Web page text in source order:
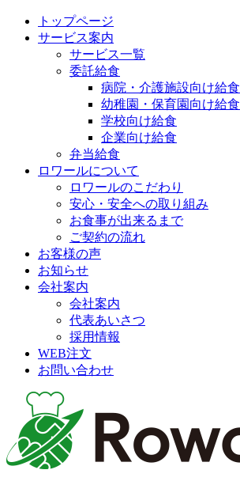
トップページ
サービス案内
サービス一覧
委託給食
病院・介護施設向け給食
幼稚園・保育園向け給食
学校向け給食
企業向け給食
弁当給食
ロワールについて
ロワールのこだわり
安心・安全への取り組み
お食事が出来るまで
ご契約の流れ
お客様の声
お知らせ
会社案内
会社案内
代表あいさつ
採用情報
WEB注文
お問い合わせ